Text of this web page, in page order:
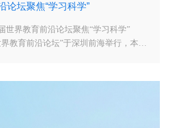
论坛聚焦“学习科学”
界教育前沿论坛聚焦“学习科学”
教育前沿论坛”于深圳前海举行，本次